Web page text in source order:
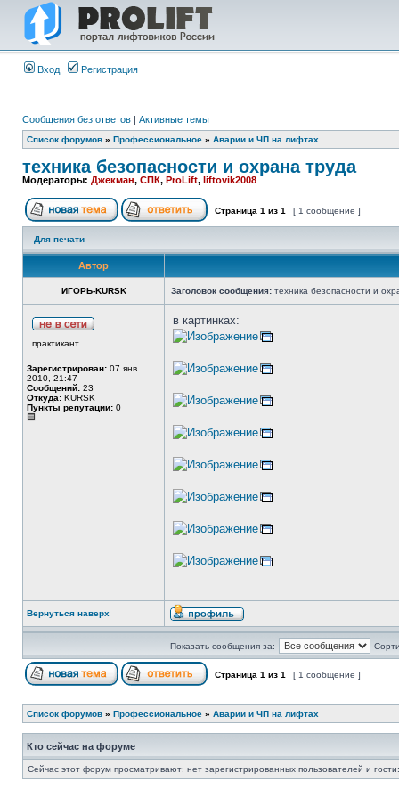
Вход Регистрация
Сообщения без ответов | Активные темы
Список форумов » Профессиональное » Аварии и ЧП на лифтах
техника безопасности и охрана труда
Модераторы: Джекман, СПК, ProLift, liftovik2008
Страница 1 из 1 [ 1 сообщение ]
Для печати
Автор
ИГОРЬ-KURSK Заголовок сообщения: техника безопасности и
практикант
Зарегистрирован: 07 янв
2010, 21:47
Сообщений: 23
Откуда: KURSK
Пункты репутации: 0
в картинках:
Вернуться наверх
Показать сообщения за:
Страница 1 из 1 [ 1 сообщение ]
Список форумов » Профессиональное » Аварии и ЧП на лифтах
Кто сейчас на форуме
Сейчас этот форум просматривают: нет зарегистрированных пользователей и